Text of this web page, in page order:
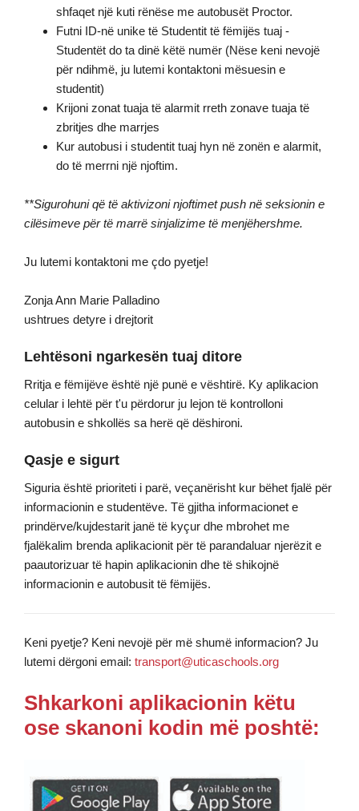
shfaqet një kuti rënëse me autobusët Proctor.
Futni ID-në unike të Studentit të fëmijës tuaj -
Studentët do ta dinë këtë numër (Nëse keni nevojë
për ndihmë, ju lutemi kontaktoni mësuesin e
studentit)
Krijoni zonat tuaja të alarmit rreth zonave tuaja të
zbritjes dhe marrjes
Kur autobusi i studentit tuaj hyn në zonën e alarmit,
do të merrni një njoftim.
**Sigurohuni që të aktivizoni njoftimet push në seksionin e
cilësimeve për të marrë sinjalizime të menjëhershme.
Ju lutemi kontaktoni me çdo pyetje!
Zonja Ann Marie Palladino
ushtrues detyre i drejtorit
Lehtësoni ngarkesën tuaj ditore
Rritja e fëmijëve është një punë e vështirë. Ky aplikacion
celular i lehtë për t'u përdorur ju lejon të kontrolloni
autobusin e shkollës sa herë që dëshironi.
Qasje e sigurt
Siguria është prioriteti i parë, veçanërisht kur bëhet fjalë për
informacionin e studentëve. Të gjitha informacionet e
prindërve/kujdestarit janë të kyçur dhe mbrohet me
fjalëkalim brenda aplikacionit për të parandaluar njerëzit e
paautorizuar të hapin aplikacionin dhe të shikojnë
informacionin e autobusit të fëmijës.
Keni pyetje? Keni nevojë për më shumë informacion? Ju
lutemi dërgoni email: transport@uticaschools.org
Shkarkoni aplikacionin këtu
ose skanoni kodin më poshtë: